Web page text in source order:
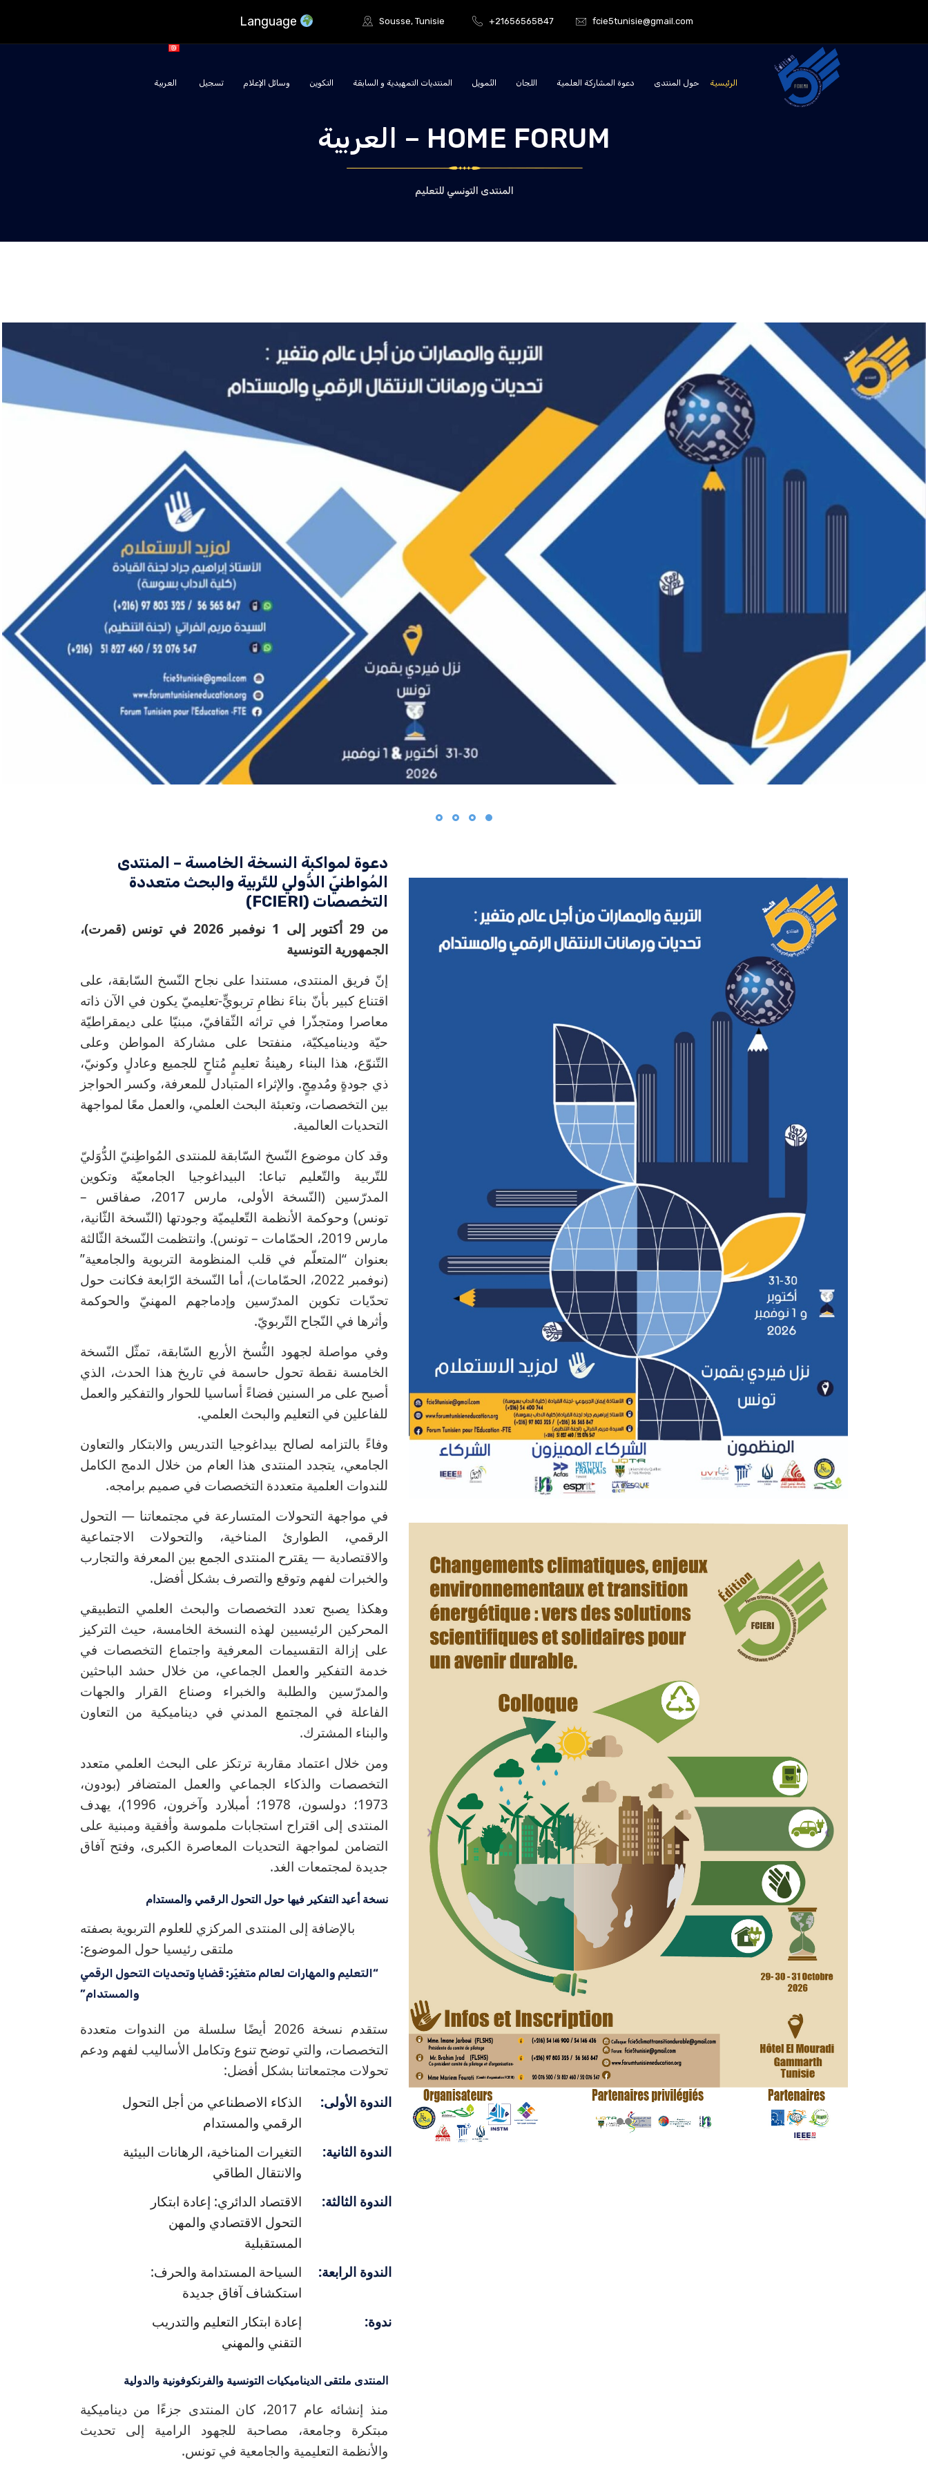
fcie5tunisie@gmail.com
+21656565847
Sousse, Tunisie
الرئيسية حول المنتدى دعوة المشاركة العلمية اللجان التّمويل المنتديات التمهيدية و السابقة التكوين وسائل الإعلام تسجيل العربية
HOME FORUM – العربية
المنتدى التونسي للتعليم
دعوة لمواكبة النسخة الخامسة – المنتدى
المُواطنيّ الدُّولي للتّربية والبحث متعددة
التخصصات (FCIERI)
من 29 أكتوبر إلى 1 نوفمبر 2026 في تونس (قمرت)،
الجمهورية التونسية
إنّ فريق المنتدى، مستندا على نجاح النّسخ السّابقة، على
اقتناع كبير بأنّ بناءَ نظامِ تربويٍّ-تعليميّ يكون في الآن ذاته
معاصرا ومتجذّرا في تراثه الثّقافيّ، مبنيّا على ديمقراطيّة
حيّة وديناميكيّة، منفتحا على مشاركة المواطن وعلى
التّنوّع، هذا البناء رهينةُ تعليمٍ مُتاحٍ للجميع وعادلٍ وكونيّ،
ذي جودةٍ ومُدمِجٍ. والإثراء المتبادل للمعرفة، وكسر الحواجز
بين التخصصات، وتعبئة البحث العلمي، والعمل معًا لمواجهة
التحديات العالمية.
وقد كان موضوع النّسخ السّابقة للمنتدى المُواطِنيّ الدُّوَليّ
للتّربية والتّعليم تباعا: البيداغوجيا الجامعيّة وتكوين
المدرّسين (النّسخة الأولى، مارس 2017، صفاقس –
تونس) وحوكمة الأنظمة التّعليميّة وجودتها (النّسخة الثّانية،
مارس 2019، الحمّامات – تونس). وانتظمت النّسخة الثّالثة
بعنوان “المتعلّم في قلب المنظومة التربوية والجامعية”
(نوفمبر 2022، الحمّامات)، أما النّسخة الرّابعة فكانت حول
تحدّيات تكوين المدرّسين وإدماجهم المهنيّ والحوكمة
وأثرها في النّجاح التّربويّ.
وفي مواصلة لجهود النُّسخ الأربع السّابقة، تمثّل النّسخة
الخامسة نقطة تحول حاسمة في تاريخ هذا الحدث، الذي
أصبح على مر السنين فضاءً أساسيا للحوار والتفكير والعمل
للفاعلين في التعليم والبحث العلمي.
وفاءً بالتزامه لصالح بيداغوجيا التدريس والابتكار والتعاون
الجامعي، يتجدد المنتدى هذا العام من خلال الدمج الكامل
للندوات العلمية متعددة التخصصات في صميم برامجه.
في مواجهة التحولات المتسارعة في مجتمعاتنا — التحول
الرقمي، الطوارئ المناخية، والتحولات الاجتماعية
والاقتصادية — يقترح المنتدى الجمع بين المعرفة والتجارب
والخبرات لفهم وتوقع والتصرف بشكل أفضل.
وهكذا يصبح تعدد التخصصات والبحث العلمي التطبيقي
المحركين الرئيسيين لهذه النسخة الخامسة، حيث التركيز
على إزالة التقسيمات المعرفية واجتماع التخصصات في
خدمة التفكير والعمل الجماعي، من خلال حشد الباحثين
والمدرّسين والطلبة والخبراء وصناع القرار والجهات
الفاعلة في المجتمع المدني في ديناميكية من التعاون
والبناء المشترك.
ومن خلال اعتماد مقاربة ترتكز على البحث العلمي متعدد
التخصصات والذكاء الجماعي والعمل المتضافر (بودون،
1973؛ دولسون، 1978؛ أمبلارد وآخرون، 1996)، يهدف
المنتدى إلى اقتراح استجابات ملموسة وأفقية ومبنية على
التضامن لمواجهة التحديات المعاصرة الكبرى، وفتح آفاق
جديدة لمجتمعات الغد.
نسخة أعيد التفكير فيها حول التحول الرقمي والمستدام
بالإضافة إلى المنتدى المركزي للعلوم التربوية بصفته
ملتقى رئيسيا حول الموضوع:
“التعليم والمهارات لعالم متغيّر: قضايا وتحديات التحول الرقمي
والمستدام”
ستقدم نسخة 2026 أيضًا سلسلة من الندوات متعددة
التخصصات، والتي توضح تنوع وتكامل الأساليب لفهم ودعم
تحولات مجتمعاتنا بشكل أفضل:
الندوة الأولى:
الذكاء الاصطناعي من أجل التحول
الرقمي والمستدام
الندوة الثانية:
التغيرات المناخية، الرهانات البيئية
والانتقال الطاقي
الندوة الثالثة:
الاقتصاد الدائري: إعادة ابتكار
التحول الاقتصادي والمهن
المستقبلية
الندوة الرابعة:
السياحة المستدامة والحرف:
استكشاف آفاق جديدة
ندوة:
إعادة ابتكار التعليم والتدريب
التقني والمهني
المنتدى ملتقى الديناميكيات التونسية والفرنكوفونية والدولية
منذ إنشائه عام 2017، كان المنتدى جزءًا من ديناميكية
مبتكرة وجامعة، مصاحبة للجهود الرامية إلى تحديث
والأنظمة التعليمية والجامعية في تونس.